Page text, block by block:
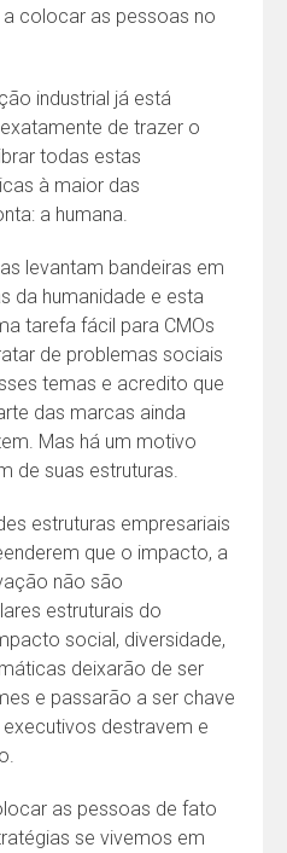
colocar as pessoas no
industrial já está
de trazer o
todas estas
à maior das
a humana.
levantam bandeiras em
da humanidade e esta
tarefa fácil para CMOs
de problemas sociais
temas e acredito que
das marcas ainda
Mas há um motivo
de suas estruturas.
estruturas empresariais
que o impacto, a
não são
estruturais do
social, diversidade,
deixarão de ser
e passarão a ser chave
destravem e
as pessoas de fato
se vivemos em